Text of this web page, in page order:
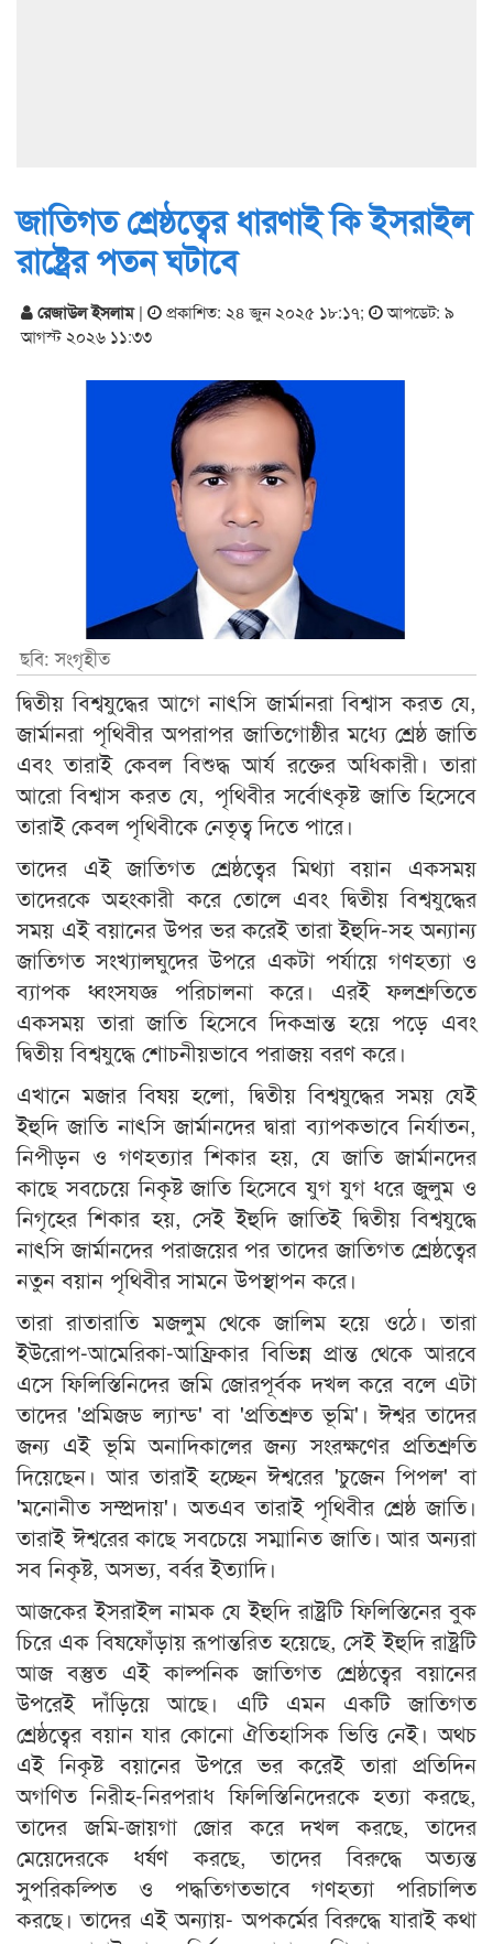
জাতিগত শ্রেষ্ঠত্বের ধারণাই কি ইসরাইল
রাষ্ট্রের পতন ঘটাবে
রেজাউল ইসলাম| প্রকাশিত: ২৪ জুন ২০২৫ ১৮:১৭;
আপডেট: ৯
আগস্ট ২০২৬ ১১:৩৩
ছবি: সংগৃহীত
দ্বিতীয় বিশ্বযুদ্ধের আগে নাৎসি জার্মানরা বিশ্বাস করত যে,
জার্মানরা পৃথিবীর অপরাপর জাতিগোষ্ঠীর মধ্যে শ্রেষ্ঠ জাতি
এবং তারাই কেবল বিশুদ্ধ আর্য রক্তের অধিকারী। তারা
আরো বিশ্বাস করত যে, পৃথিবীর সর্বোৎকৃষ্ট জাতি হিসেবে
তারাই কেবল পৃথিবীকে নেতৃত্ব দিতে পারে।
তাদের এই জাতিগত শ্রেষ্ঠত্বের মিথ্যা বয়ান একসময়
তাদেরকে অহংকারী করে তোলে এবং দ্বিতীয় বিশ্বযুদ্ধের
সময় এই বয়ানের উপর ভর করেই তারা ইহুদি-সহ অন্যান্য
জাতিগত সংখ্যালঘুদের উপরে একটা পর্যায়ে গণহত্যা ও
ব্যাপক ধ্বংসযজ্ঞ পরিচালনা করে। এরই ফলশ্রুতিতে
একসময় তারা জাতি হিসেবে দিকভ্রান্ত হয়ে পড়ে এবং
দ্বিতীয় বিশ্বযুদ্ধে শোচনীয়ভাবে পরাজয় বরণ করে।
এখানে মজার বিষয় হলো, দ্বিতীয় বিশ্বযুদ্ধের সময় যেই
ইহুদি জাতি নাৎসি জার্মানদের দ্বারা ব্যাপকভাবে নির্যাতন,
নিপীড়ন ও গণহত্যার শিকার হয়, যে জাতি জার্মানদের
কাছে সবচেয়ে নিকৃষ্ট জাতি হিসেবে যুগ যুগ ধরে জুলুম ও
নিগৃহের শিকার হয়, সেই ইহুদি জাতিই দ্বিতীয় বিশ্বযুদ্ধে
নাৎসি জার্মানদের পরাজয়ের পর তাদের জাতিগত শ্রেষ্ঠত্বের
নতুন বয়ান পৃথিবীর সামনে উপস্থাপন করে।
তারা রাতারাতি মজলুম থেকে জালিম হয়ে ওঠে। তারা
ইউরোপ-আমেরিকা-আফ্রিকার বিভিন্ন প্রান্ত থেকে আরবে
এসে ফিলিস্তিনিদের জমি জোরপূর্বক দখল করে বলে এটা
তাদের 'প্রমিজড ল্যান্ড' বা 'প্রতিশ্রুত ভূমি'। ঈশ্বর তাদের
জন্য এই ভূমি অনাদিকালের জন্য সংরক্ষণের প্রতিশ্রুতি
দিয়েছেন। আর তারাই হচ্ছেন ঈশ্বরের 'চুজেন পিপল' বা
'মনোনীত সম্প্রদায়'। অতএব তারাই পৃথিবীর শ্রেষ্ঠ জাতি।
তারাই ঈশ্বরের কাছে সবচেয়ে সম্মানিত জাতি। আর অন্যরা
সব নিকৃষ্ট, অসভ্য, বর্বর ইত্যাদি।
আজকের ইসরাইল নামক যে ইহুদি রাষ্ট্রটি ফিলিস্তিনের বুক
চিরে এক বিষফোঁড়ায় রূপান্তরিত হয়েছে, সেই ইহুদি রাষ্ট্রটি
আজ বস্তুত এই কাল্পনিক জাতিগত শ্রেষ্ঠত্বের বয়ানের
উপরেই দাঁড়িয়ে আছে। এটি এমন একটি জাতিগত
শ্রেষ্ঠত্বের বয়ান যার কোনো ঐতিহাসিক ভিত্তি নেই।‌ অথচ
এই নিকৃষ্ট বয়ানের উপরে ভর করেই তারা প্রতিদিন
অগণিত নিরীহ-নিরপরাধ ফিলিস্তিনিদেরকে হত্যা করছে,
তাদের জমি-জায়গা জোর করে দখল করছে, তাদের
মেয়েদেরকে ধর্ষণ করছে, তাদের বিরুদ্ধে অত্যন্ত
সুপরিকল্পিত ও পদ্ধতিগতভাবে গণহত্যা পরিচালিত
করছে। তাদের এই অন্যায়- অপকর্মের বিরুদ্ধে যারাই কথা